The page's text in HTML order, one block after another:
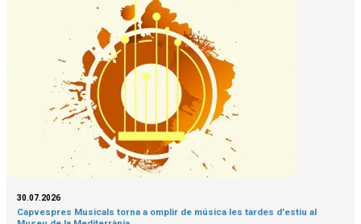
30.07.2026
Capvespres Musicals torna a omplir de música les tardes d'estiu al